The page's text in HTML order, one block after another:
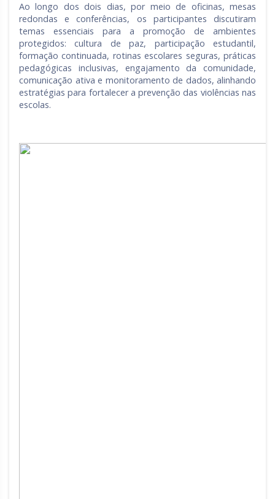
Ao longo dos dois dias, por meio de oficinas, mesas
redondas e conferências, os participantes discutiram
temas essenciais para a promoção de ambientes
protegidos: cultura de paz, participação estudantil,
formação continuada, rotinas escolares seguras, práticas
pedagógicas inclusivas, engajamento da comunidade,
comunicação ativa e monitoramento de dados, alinhando
estratégias para fortalecer a prevenção das violências nas
escolas.